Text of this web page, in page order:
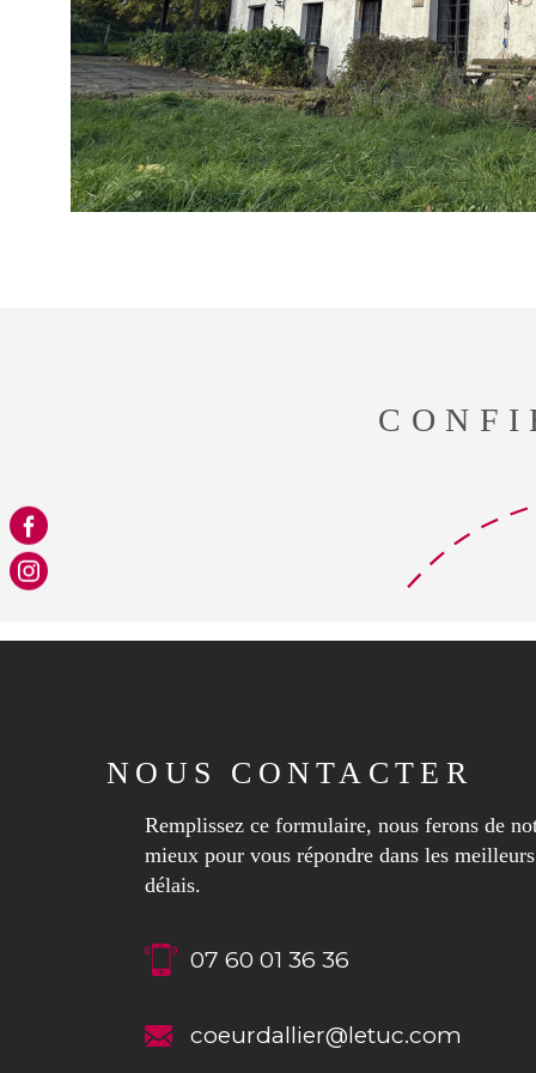
NOUS CONTACTER
Remplissez ce formulaire, nous ferons de
mieux pour vous répondre dans les meilleurs
délais.
07 60 01 36 36
coeurdallier@letuc.com